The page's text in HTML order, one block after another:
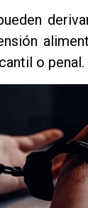
o penal.